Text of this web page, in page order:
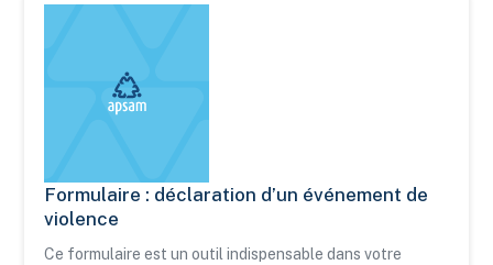
Formulaire : déclaration d’un événement de violence
Formulaire : déclaration d’un événement de
violence
Ce formulaire est un outil indispensable dans votre